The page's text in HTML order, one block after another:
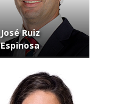
José Ruiz
Espinosa